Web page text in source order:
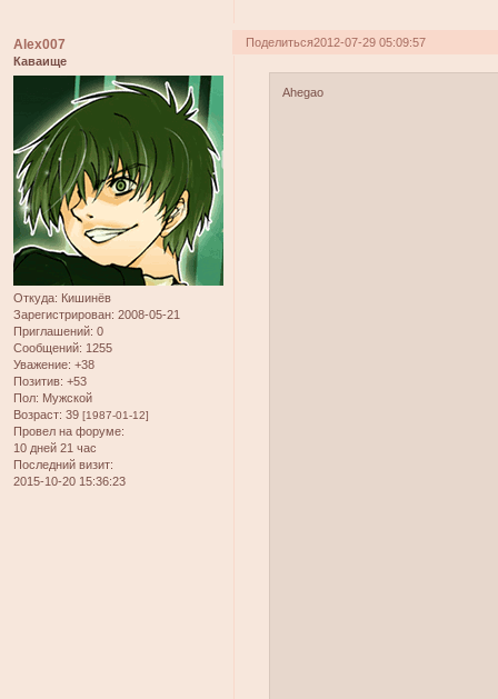
Поделиться2012-07-29 05:09:57
Alex007
Каваище
Откуда: Кишинёв
Зарегистрирован: 2008-05-21
Приглашений: 0
Сообщений: 1255
Уважение: +38
Позитив: +53
Пол: Мужской
Возраст: 39 [1987-01-12]
Провел на форуме:
10 дней 21 час
Последний визит:
2015-10-20 15:36:23
Ahegao